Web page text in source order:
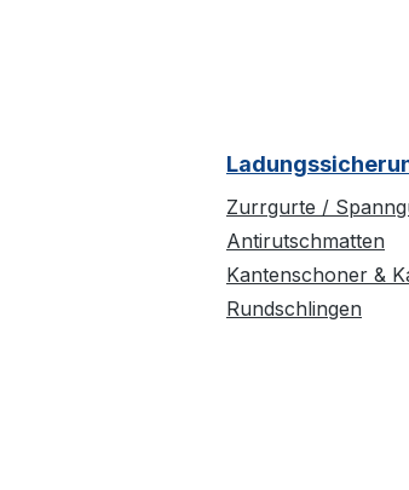
Zurrgurte /
Antirutschmatten
Kantenschoner &
Rundschlingen